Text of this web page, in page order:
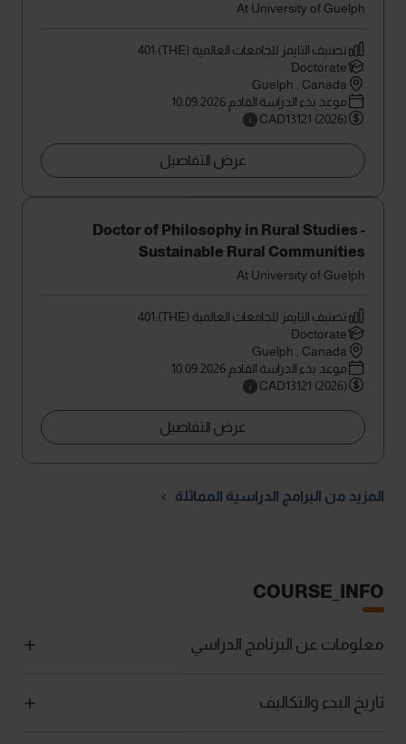
At University of Guelph
تصنيف التايمز للجامعات العالمية (THE):401
Doctorate
Guelph , Canada
موعد بدء الدراسة القادم:10.09.2026
CAD13121 (2026)
عرض التفاصيل
Doctor of Philosophy in Rural Studies -
Sustainable Rural Communities
At University of Guelph
تصنيف التايمز للجامعات العالمية (THE):401
Doctorate
Guelph , Canada
موعد بدء الدراسة القادم:10.09.2026
CAD13121 (2026)
عرض التفاصيل
المزيد من البرامج الدراسية المماثلة
COURSE_INFO
معلومات عن البرنامج الدراسي
تاريخ البدء والتكاليف